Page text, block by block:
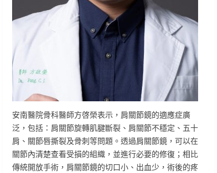
安南醫院骨科醫師方啓榮表示，肩關節鏡的適應症廣
泛，包括：肩關節旋轉肌腱斷裂、肩關節不穩定、五十
肩、關節唇撕裂及骨刺等問題。透過肩關節鏡，可以在
關節內清楚查看受損的組織，並進行必要的修復；相比
傳統開放手術，肩關節鏡的切口小、出血少，術後的疼